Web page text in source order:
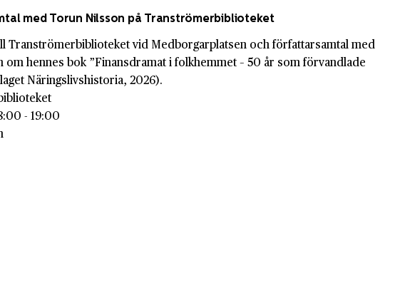
med Torun Nilsson på Tranströmerbiblioteket
Tranströmerbiblioteket vid Medborgarplatsen och författarsamtal med
om hennes bok ”Finansdramat i folkhemmet – 50 år som förvandlade
Näringslivshistoria, 2026).
- 19:00